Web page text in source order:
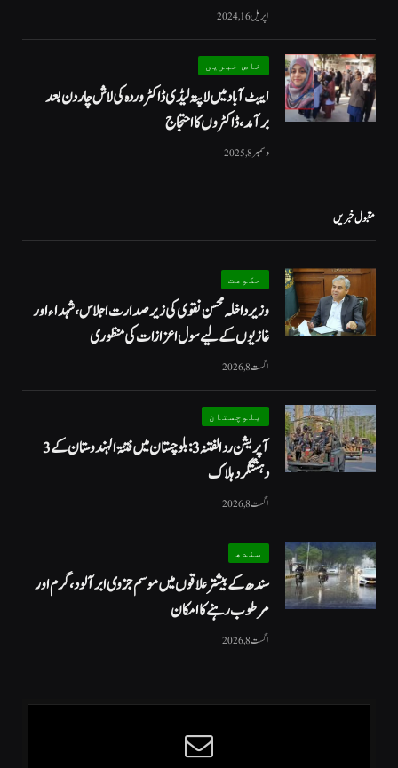
اپریل 16, 2024
خاص خبریں
ایبٹ آباد میں لاپتہ لیڈی ڈاکٹر وردہ کی لاش چار دن بعد
برآمد، ڈاکٹروں کا احتجاج
دسمبر 8, 2025
مقبول خبریں
حکومت
وزیرداخلہ محسن نقوی کی زیر صدارت اجلاس، شہداء اور
غازیوں کے لیے سول اعزازات کی منظوری
اگست 8, 2026
بلوچستان
آپریشن رد الفتنہ 3: بلوچستان میں فتنۃ الہندوستان کے 3
دہشتگرد ہلاک
اگست 8, 2026
سندھ
سندھ کے بیشتر علاقوں میں موسم جزوی ابر آلود، گرم اور
مرطوب رہنے کا امکان
اگست 8, 2026